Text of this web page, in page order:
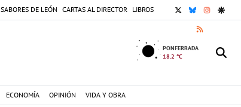
SABORES DE LEÓN CARTAS AL DIRECTOR LIBROS X BLUESKY
RSS
PONFERRADA
18.2 °C
ECONOMÍA OPINIÓN VIDA Y OBRA